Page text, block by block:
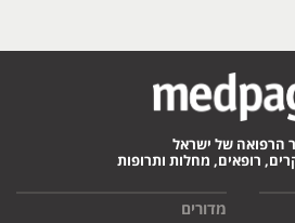
הרפואה של ישראל
רופאים, מחלות ותרופות
מדורים